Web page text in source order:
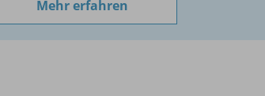
Mehr erfahren